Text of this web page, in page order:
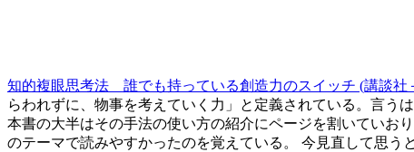
知的複眼思考法 誰でも持っている創造力のスイッチ (講談社
らわれずに、物事を考えていく力」と定義されている。言う
本書の大半はその手法の使い方の紹介にページを割いていお
のテーマで読みやすかったのを覚えている。 今見直して思う